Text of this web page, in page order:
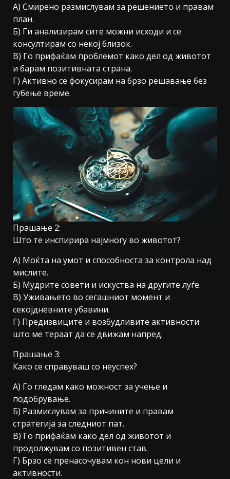
А) Смирено размислувам за решението и правам
план.
Б) Ги анализирам сите можни исходи и се
консултирам со некој близок.
В) Го прифаќам проблемот како дел од животот
и барам позитивната страна.
Г) Активно се фокусирам на брзо решавање без
губење време.
Прашање 2:
Што те инспирира најмногу во животот?
А) Моќта на умот и способноста за контрола над
мислите.
Б) Мудрите совети и искуства на другите луѓе.
В) Уживањето во сегашниот момент и
секојдневните убавини.
Г) Предизвиците и возбудливите активности
што ме тераат да се движам напред.
Прашање 3:
Како се справуваш со неуспех?
А) Го гледам како можност за учење и
подобрување.
Б) Размислувам за причините и правам
стратегија за следниот пат.
В) Го прифаќам како дел од животот и
продолжувам со позитивен став.
Г) Брзо се пренасочувам кон нови цели и
активности.